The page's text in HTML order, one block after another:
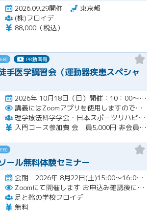
2026.09.29開催
東京都
(株)フロイデ
88,000（税込）
PR動画有
手医学講習会（運動器疾患スペシャ
2026年 10月18日（日）開催：10：00～17：00 6時間の入門コースWebセミナー開催
講義にはZoomアプリを使用しますので受講生の皆様は各自準備をお願いいたします。
理学療法科学学会・日本スポーツリハビリテーション学会・標準徒手医学会 運動器疾患スペシャリスト実技講習会（三学会合同標準徒手医学講習会）
入門コース参加費 会 員5,000円 非会員6,000円
ール無料体験セミナー
会期 2026年 8月22日(土)15:00～16:00開催
Zoomにて開催します お申込み確認後に、メールにてZOOM招待メールを送ります
足と靴の学校フロイデ
無料